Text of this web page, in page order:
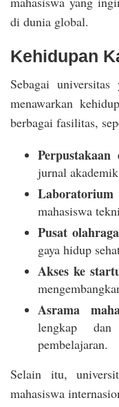
di dunia global.
Kehidupan
Sebagai
menawarkan
berbagai fasilitas,
jurnal
mahasiswa
Pusat
gaya hidup
Akses ke
Asrama
lengkap dan
pembelajaran.
Selain itu,
mahasiswa